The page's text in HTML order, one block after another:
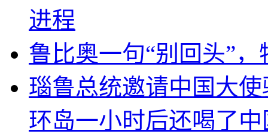
进程
鲁比奥一句“别回头”
瑙鲁总统邀请中国大
环岛一小时后还喝了